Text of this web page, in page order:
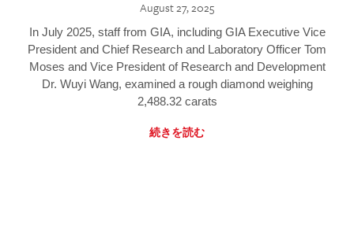
August 27, 2025
In July 2025, staff from GIA, including GIA Executive Vice
President and Chief Research and Laboratory Officer Tom
Moses and Vice President of Research and Development
Dr. Wuyi Wang, examined a rough diamond weighing
2,488.32 carats
続きを読む